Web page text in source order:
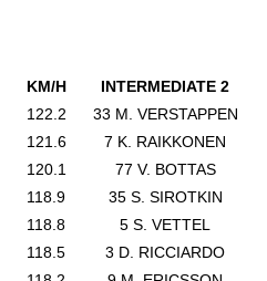
KM/H INTERMEDIATE 2
122.2 33 M. VERSTAPPEN
121.6 7 K. RAIKKONEN
120.1 77 V. BOTTAS
118.9 35 S. SIROTKIN
118.8 5 S. VETTEL
118.5 3 D. RICCIARDO